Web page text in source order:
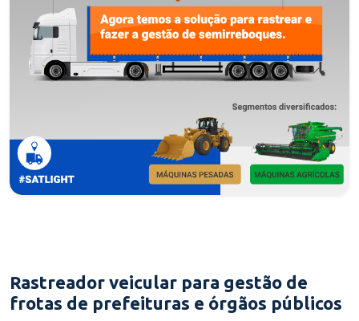
Rastreador veicular para gestão de
frotas de prefeituras e órgãos públicos